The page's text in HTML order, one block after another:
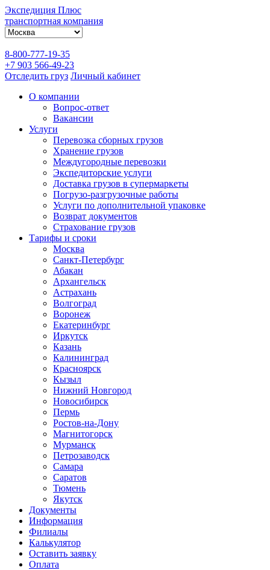
Экспедиция Плюс
транспортная компания
8-800-777-19-35
+7 903 566-49-23
Отследить груз Личный кабинет
О компании
Вопрос-ответ
Вакансии
Услуги
Перевозка сборных грузов
Хранение грузов
Междугородные перевозки
Экспедиторские услуги
Доставка грузов в супермаркеты
Погрузо-разгрузочные работы
Услуги по дополнительной упаковке
Возврат документов
Страхование грузов
Тарифы и сроки
Москва
Санкт-Петербург
Абакан
Архангельск
Астрахань
Волгоград
Воронеж
Екатеринбург
Иркутск
Казань
Калининград
Красноярск
Кызыл
Нижний Новгород
Новосибирск
Пермь
Ростов-на-Дону
Магнитогорск
Мурманск
Петрозаводск
Самара
Саратов
Тюмень
Якутск
Документы
Информация
Филиалы
Калькулятор
Оставить заявку
Оплата